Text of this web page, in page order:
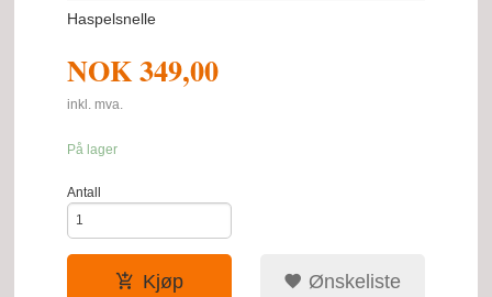
Haspelsnelle
NOK349,00
inkl. mva.
På lager
Antall
Kjøp Ønskeliste